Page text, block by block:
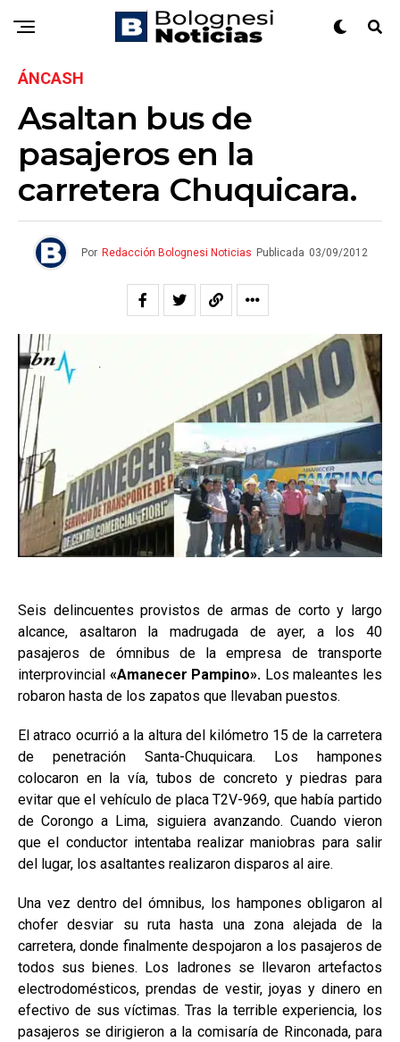
ÁNCASH
Asaltan bus de
pasajeros en la
carretera Chuquicara.
Por Redacción Bolognesi Noticias Publicada 03/09/2012
Seis delincuentes provistos de armas de corto y largo
alcance, asaltaron la madrugada de ayer, a los 40
pasajeros de ómnibus de la empresa de transporte
interprovincial «Amanecer Pampino». Los maleantes les
robaron hasta de los zapatos que llevaban puestos.
El atraco ocurrió a la altura del kilómetro 15 de la carretera
de penetración Santa-Chuquicara. Los hampones
colocaron en la vía, tubos de concreto y piedras para
evitar que el vehículo de placa T2V-969, que había partido
de Corongo a Lima, siguiera avanzando. Cuando vieron
que el conductor intentaba realizar maniobras para salir
del lugar, los asaltantes realizaron disparos al aire.
Una vez dentro del ómnibus, los hampones obligaron al
chofer desviar su ruta hasta una zona alejada de la
carretera, donde finalmente despojaron a los pasajeros de
todos sus bienes. Los ladrones se llevaron artefactos
electrodomésticos, prendas de vestir, joyas y dinero en
efectivo de sus víctimas. Tras la terrible experiencia, los
pasajeros se dirigieron a la comisaría de Rinconada, para